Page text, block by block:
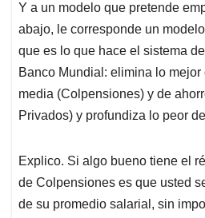
Y a un modelo que pretende
abajo, le corresponde un
que es lo que hace el sistema
Banco Mundial: elimina lo
media (Colpensiones) y de
Privados) y profundiza lo peor
Explico. Si algo bueno tiene el
de Colpensiones es que usted
de su promedio salarial, sin